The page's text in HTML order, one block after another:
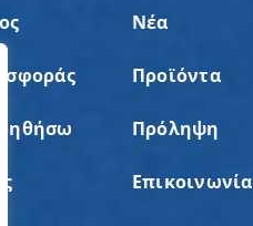
Νέα
Προϊόντα
Πρόληψη
Επικοινωνία